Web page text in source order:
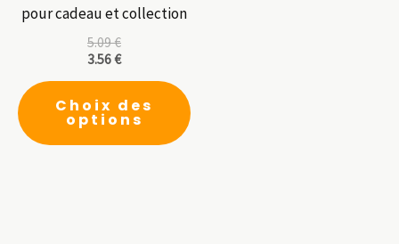
pour cadeau et collection
5.09€
3.56€
Choix des
options
produit